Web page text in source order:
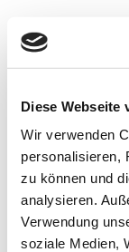
Diese Webseite
Wir verwenden
personalisieren,
zu können und
analysieren.
Verwendung
soziale Medien,